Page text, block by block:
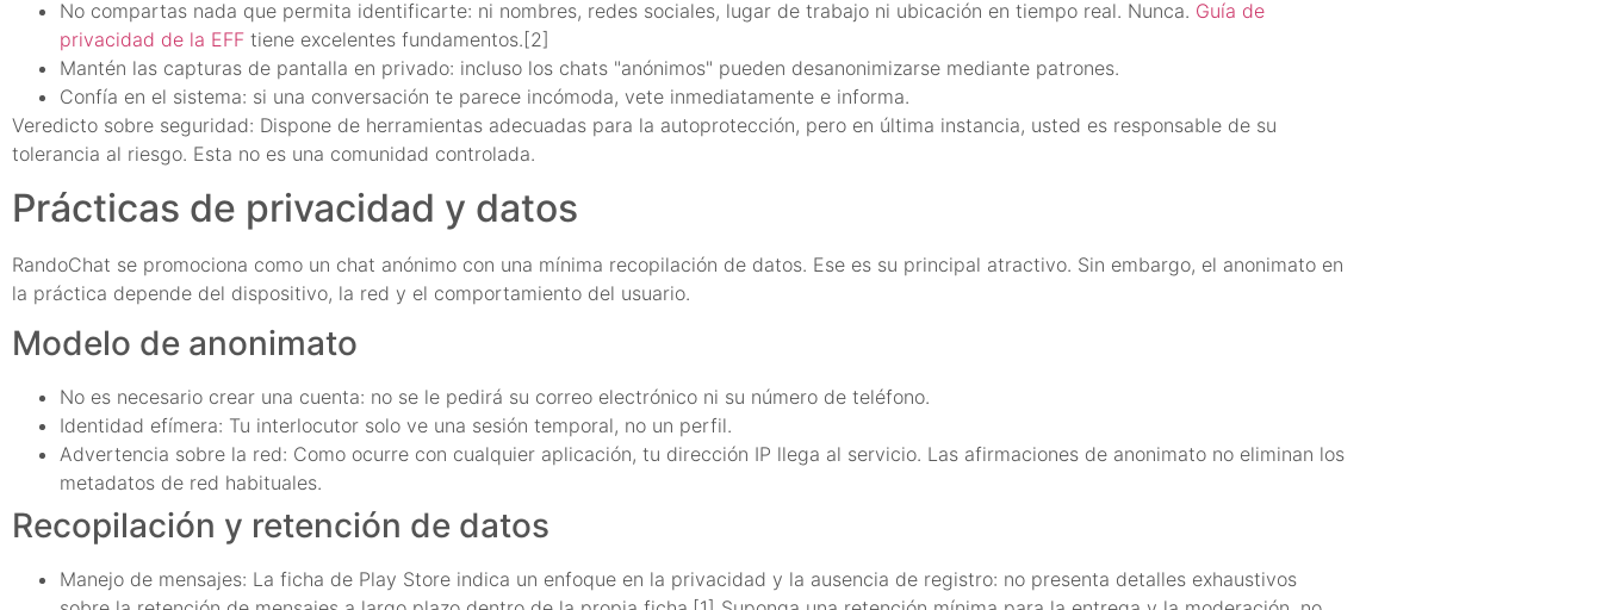
No compartas nada que permita identificarte: ni nombres, redes sociales, lugar de trabajo ni ubicación en tiempo real. Nunca. Guía de
privacidad de la EFF tiene excelentes fundamentos.[2]
Mantén las capturas de pantalla en privado: incluso los chats "anónimos" pueden desanonimizarse mediante patrones.
Confía en el sistema: si una conversación te parece incómoda, vete inmediatamente e informa.
Veredicto sobre seguridad: Dispone de herramientas adecuadas para la autoprotección, pero en última instancia, usted es responsable de su
tolerancia al riesgo. Esta no es una comunidad controlada.
Prácticas de privacidad y datos
RandoChat se promociona como un chat anónimo con una mínima recopilación de datos. Ese es su principal atractivo. Sin embargo, el anonimato en
la práctica depende del dispositivo, la red y el comportamiento del usuario.
Modelo de anonimato
No es necesario crear una cuenta: no se le pedirá su correo electrónico ni su número de teléfono.
Identidad efímera: Tu interlocutor solo ve una sesión temporal, no un perfil.
Advertencia sobre la red: Como ocurre con cualquier aplicación, tu dirección IP llega al servicio. Las afirmaciones de anonimato no eliminan los
metadatos de red habituales.
Recopilación y retención de datos
Manejo de mensajes: La ficha de Play Store indica un enfoque en la privacidad y la ausencia de registro: no presenta detalles exhaustivos